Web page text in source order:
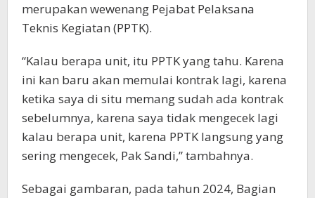
merupakan wewenang Pejabat Pelaksana
Teknis Kegiatan (PPTK).
“Kalau berapa unit, itu PPTK yang tahu. Karena
ini kan baru akan memulai kontrak lagi, karena
ketika saya di situ memang sudah ada kontrak
sebelumnya, karena saya tidak mengecek lagi
kalau berapa unit, karena PPTK langsung yang
sering mengecek, Pak Sandi,” tambahnya.
Sebagai gambaran, pada tahun 2024, Bagian